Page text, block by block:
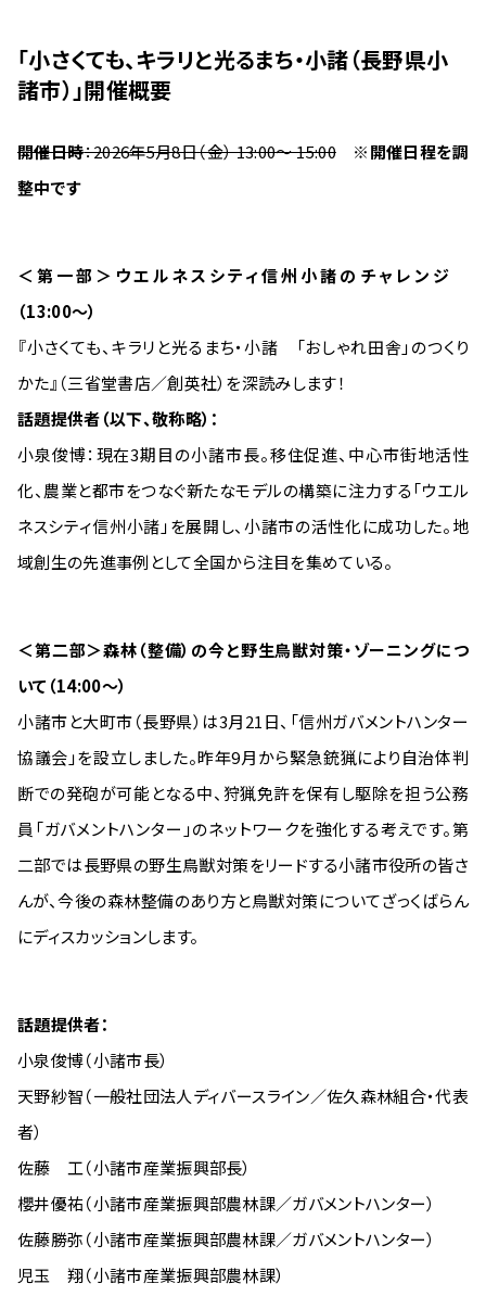
「小さくても、キラリと光るまち・小諸（長野県小
諸市）」開催概要
開催日時：2026年5月8日（金） 13:00～ 15:00
※開催日程を調
整中です
＜第一部＞ウエルネスシティ信州小諸のチャレンジ
（13:00〜）
『小さくても、キラリと光るまち・小諸 「おしゃれ田舎」のつくり
かた』（三省堂書店／創英社）を深読みします！
話題提供者（以下、敬称略）：
小泉俊博：現在3期目の小諸市長。移住促進、中心市街地活性
化、農業と都市をつなぐ新たなモデルの構築に注力する「ウエル
ネスシティ信州小諸」を展開し、小諸市の活性化に成功した。地
域創生の先進事例として全国から注目を集めている。
＜第二部＞森林（整備）の今と野生鳥獣対策・ゾーニングにつ
いて（14:00〜）
小諸市と大町市（長野県）は3月21日、「信州ガバメントハンター
協議会」を設立しました。昨年9月から緊急銃猟により自治体判
断での発砲が可能となる中、狩猟免許を保有し駆除を担う公務
員「ガバメントハンター」のネットワークを強化する考えです。第
二部では長野県の野生鳥獣対策をリードする小諸市役所の皆さ
んが、今後の森林整備のあり方と鳥獣対策についてざっくばらん
にディスカッションします。
話題提供者：
小泉俊博（小諸市長）
天野紗智（一般社団法人ディバースライン／佐久森林組合・代表
者）
佐藤 工（小諸市産業振興部長）
櫻井優祐（小諸市産業振興部農林課／ガバメントハンター）
佐藤勝弥（小諸市産業振興部農林課／ガバメントハンター）
児玉 翔（小諸市産業振興部農林課）